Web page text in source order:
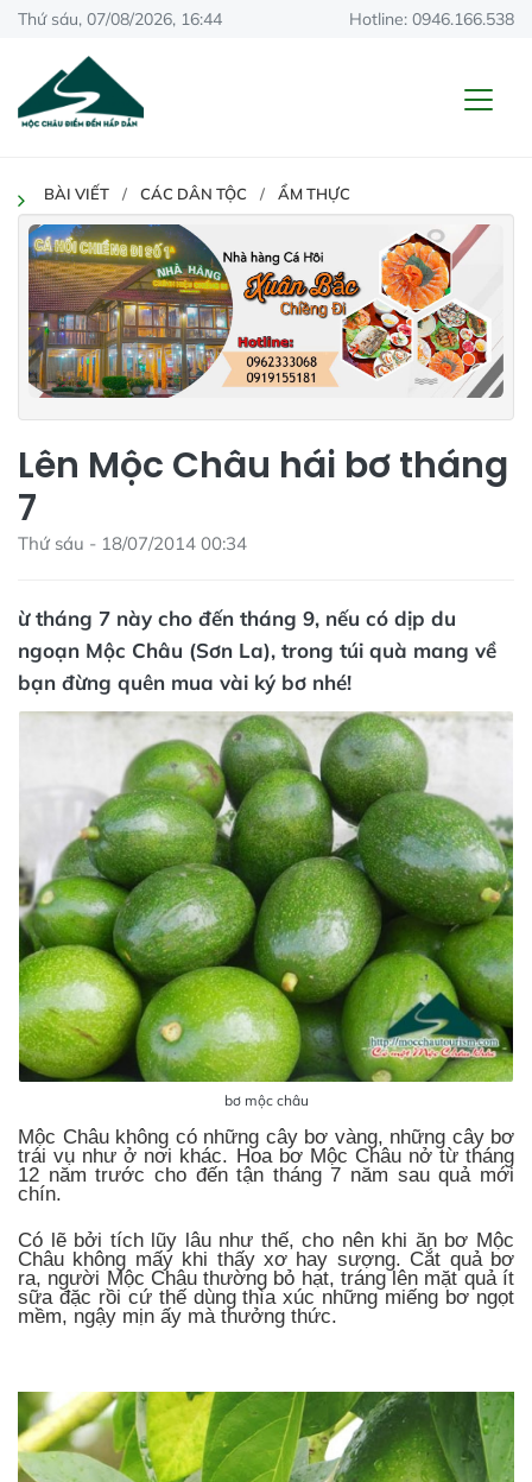
Thứ sáu, 07/08/2026, 16:44 Hotline: 0946.166.538
BÀI VIẾT CÁC DÂN TỘC ẨM THỰC
Lên Mộc Châu hái bơ tháng
7
Thứ sáu - 18/07/2014 00:34
ừ tháng 7 này cho đến tháng 9, nếu có dịp du
ngoạn Mộc Châu (Sơn La), trong túi quà mang về
bạn đừng quên mua vài ký bơ nhé!
bơ mộc châu
Mộc Châu không có những cây bơ vàng, những cây bơ
trái vụ như ở nơi khác. Hoa bơ Mộc Châu nở từ tháng
12 năm trước cho đến tận tháng 7 năm sau quả mới
chín.
Có lẽ bởi tích lũy lâu như thế, cho nên khi ăn bơ Mộc
Châu không mấy khi thấy xơ hay sượng. Cắt quả bơ
ra, người Mộc Châu thường bỏ hạt, tráng lên mặt quả ít
sữa đặc rồi cứ thế dùng thìa xúc những miếng bơ ngọt
mềm, ngậy mịn ấy mà thưởng thức.